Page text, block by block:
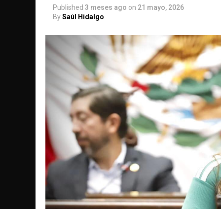
Published 3 meses ago on 21 mayo, 2026
BySaúl Hidalgo